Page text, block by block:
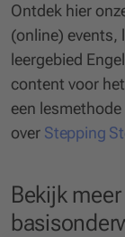
Ontdek hier
(online) events,
leergebied
content voor
een
over Stepping
Bekijk